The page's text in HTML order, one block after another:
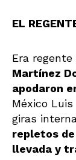
EL
Era
Martínez
apodaron
México
giras
repletos
llevada y